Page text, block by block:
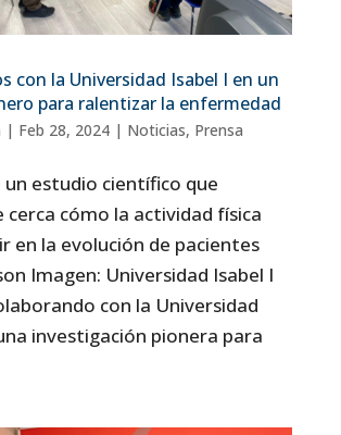
con la Universidad Isabel I en un
para ralentizar la enfermedad
| Feb 28, 2024| Noticias, Prensa
estudio científico que
cerca cómo la actividad física
en la evolución de pacientes
Imagen: Universidad Isabel I
con la Universidad
investigación pionera para